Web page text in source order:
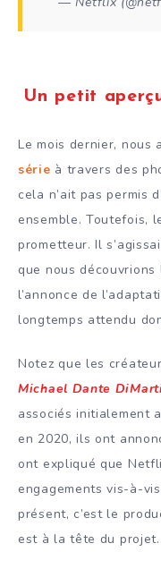
Un petit
Le mois dernier, nous
série à travers des
cela n’ait pas permis
ensemble. Toutefois,
prometteur. Il
que nous
l’annonce de
longtemps attendu
Notez que les
Michael Dante
associés initialement
en 2020, ils ont
ont expliqué que
engagements vis-à-
présent, c’est le
est à la tête du projet.